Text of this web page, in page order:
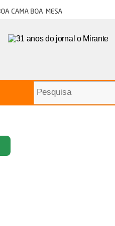
cama boa mesa